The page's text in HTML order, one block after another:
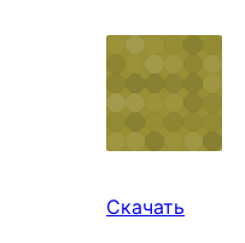
Скачать